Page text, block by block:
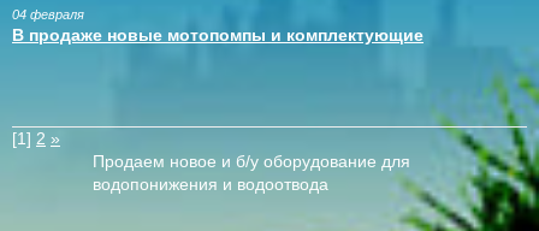
04 февраля
В продаже новые мотопомпы и комплектующие
[1] 2 »
Продаем новое и б/у оборудование для
водопонижения и водоотвода